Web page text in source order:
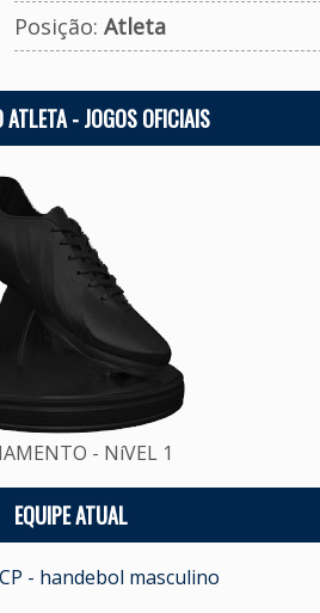
Posição: Atleta
ATLETA - JOGOS OFICIAIS
- NíVEL 1
EQUIPE ATUAL
- handebol masculino